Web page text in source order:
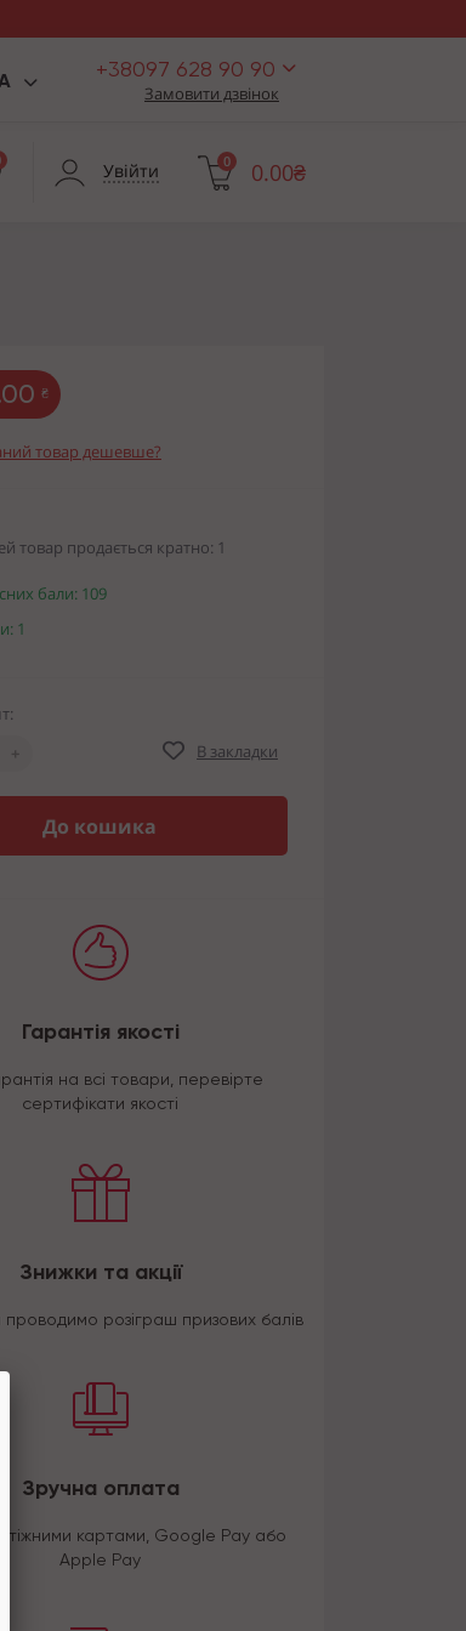
+38097 628 90 90
Замовити дзвінок
Увійти 0 0.00₴
₴
товар дешевше?
товар продається кратно: 1
бали: 109
1
+ В закладки
До кошика
Гарантія якості
на всі товари, перевірте
сертифікати якості
Знижки та акції
розіграш призових балів
Зручна оплата
картами, Google Pay або
Apple Pay